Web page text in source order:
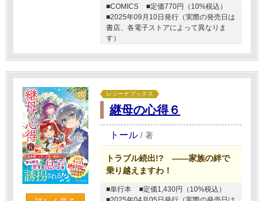
■COMICS
■定価770円（10%税込）
■2025年09月10日発行（実際の発売日は
書店、各電子ストアによって異なりま
す）
レジーナブックス
継母の心得６
トール / 著
トラブル続出!? ――家族の絆で
乗り越えますわ！
■単行本
■定価1,430円（10%税込）